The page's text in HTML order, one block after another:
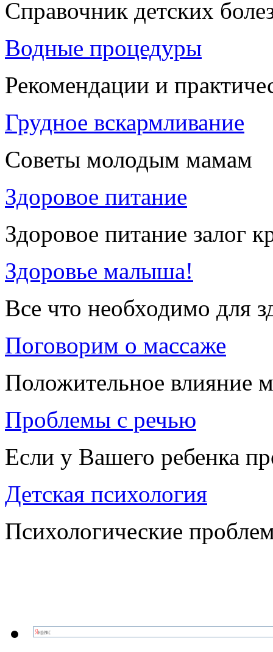
Справочник детских
Водные процедуры
Рекомендации и
Грудное вскармливание
Советы молодым мамам
Здоровое питание
Здоровое питание залог
Здоровье малыша!
Все что необходимо для
Поговорим о массаже
Положительное влияние
Проблемы с речью
Если у Вашего ребенка
Детская психология
Психологические